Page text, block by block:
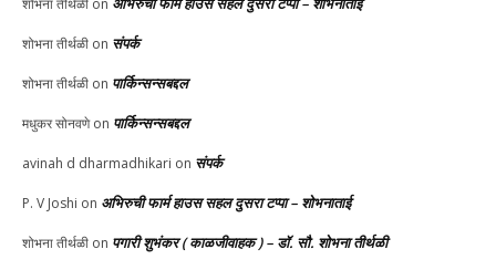
शोभना तीर्थळी on संपर्क
शोभना तीर्थळी on पार्किन्सन्सबद्दल
मधुकर सोनवणेon पार्किन्सन्सबद्दल
avinah d dharmadhikari on संपर्क
P. V Joshi on अभिरुची फार्म हाउस सहल दुसरा टप्पा – शोभनाताई
शोभना तीर्थळी on पगारी शुभंकर ( काळजीवाहक ) – डॉ. सौ. शोभना तीर्थळी